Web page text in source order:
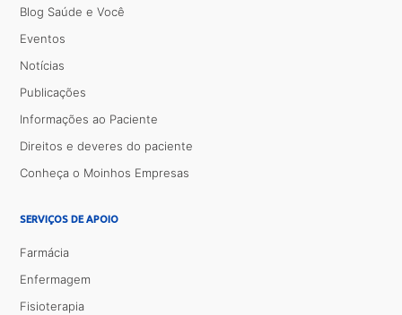
Blog Saúde e Você
Eventos
Notícias
Publicações
Informações ao Paciente
Direitos e deveres do paciente
Conheça o Moinhos Empresas
SERVIÇOS DE APOIO
Farmácia
Enfermagem
Fisioterapia